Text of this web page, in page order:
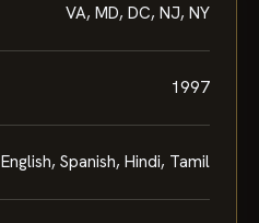
VA, MD, DC, NJ, NY
1997
English, Spanish, Hindi, Tamil